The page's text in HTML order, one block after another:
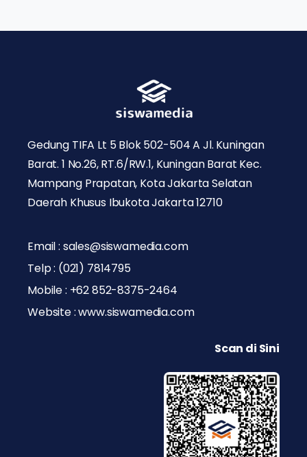
Gedung TIFA Lt 5 Blok 502-504 A Jl. Kuningan
Barat. 1 No.26, RT.6/RW.1, Kuningan Barat Kec.
Mampang Prapatan, Kota Jakarta Selatan
Daerah Khusus Ibukota Jakarta 12710
Email : sales@siswamedia.com
Telp : (021) 7814795
Mobile : +62 852-8375-2464
Website : www.siswamedia.com
Scan di Sini